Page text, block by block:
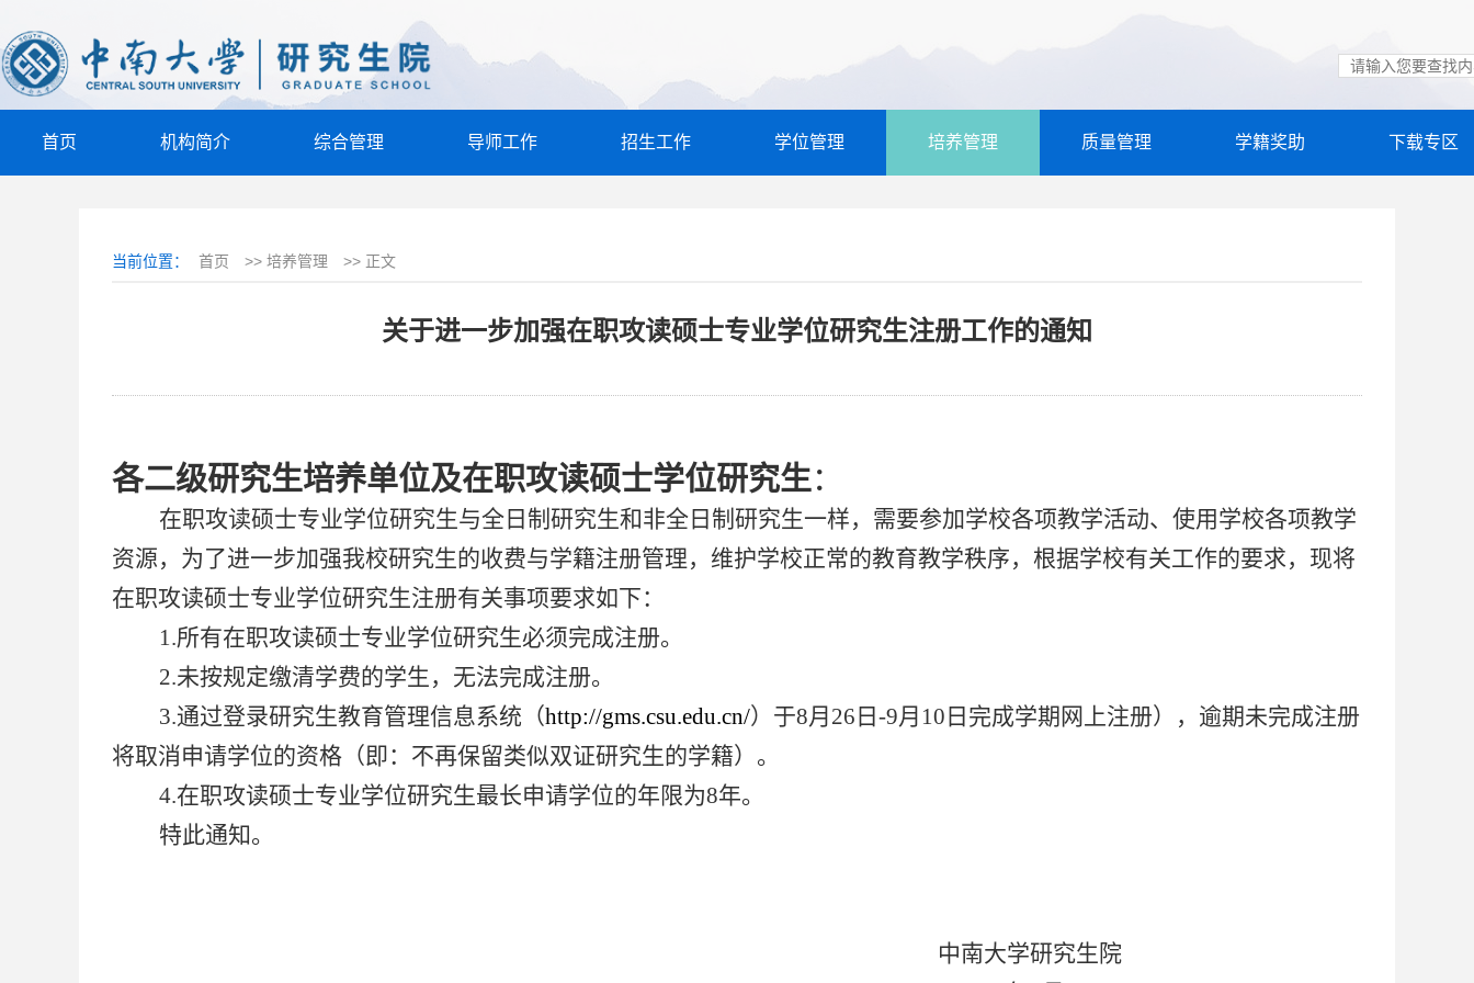
首页 机构简介 综合管理 导师工作 招生工作 学位管理 培养管理 质量管理 学籍奖助 下载专区
当前位置： 首页 >> 培养管理 >> 正文
关于进一步加强在职攻读硕士专业学位研究生注册工作的通知
各二级研究生培养单位及在职攻读硕士学位研究生：
在职攻读硕士专业学位研究生与全日制研究生和非全日制研究生一样，需要参加学校各项教学活动、使用学校各项教学
资源，为了进一步加强我校研究生的收费与学籍注册管理，维护学校正常的教育教学秩序，根据学校有关工作的要求，现将
在职攻读硕士专业学位研究生注册有关事项要求如下：
1.所有在职攻读硕士专业学位研究生必须完成注册。
2.未按规定缴清学费的学生，无法完成注册。
3.通过登录研究生教育管理信息系统（http://gms.csu.edu.cn/）于8月26日-9月 10 日完成学期网上注册），逾期未完成注册
将取消申请学位的资格（即：不再保留类似双证研究生的学籍）。
4.在职攻读硕士专业学位研究生最长申请学位的年限为8年。
特此通知。
中南大学研究生院